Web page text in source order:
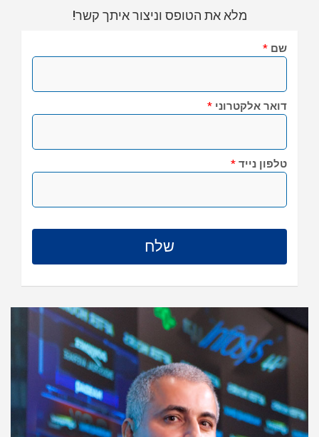
מלא את הטופס וניצור איתך קשר!
שם *
דואר אלקטרוני *
טלפון נייד *